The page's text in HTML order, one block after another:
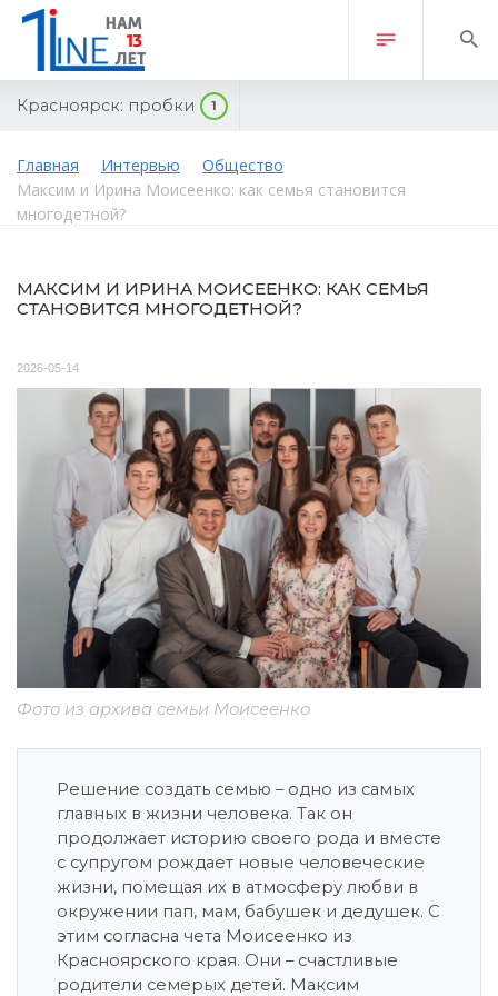
Красноярск: пробки 1
Главная Интервью
Общество
Максим и Ирина Моисеенко: как семья становится
многодетной?
МАКСИМ И ИРИНА МОИСЕЕНКО: КАК СЕМЬЯ
СТАНОВИТСЯ МНОГОДЕТНОЙ?
2026-05-14
Фото из архива семьи Моисеенко
Решение создать семью – одно из самых
главных в жизни человека. Так он
продолжает историю своего рода и вместе
с супругом рождает новые человеческие
жизни, помещая их в атмосферу любви в
окружении пап, мам, бабушек и дедушек. С
этим согласна чета Моисеенко из
Красноярского края. Они – счастливые
родители семерых детей. Максим